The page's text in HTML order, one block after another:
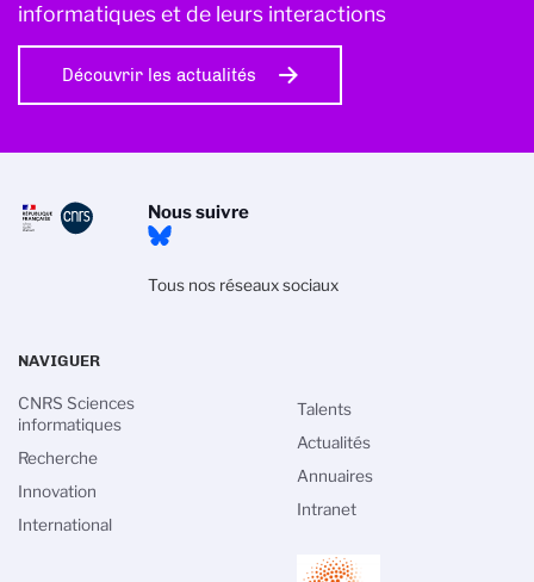
informatiques et de leurs interactions
Découvrir les actualités
Nous suivre
Tous nos réseaux sociaux
NAVIGUER
CNRS Sciences
informatiques
Recherche
Innovation
International
Talents
Actualités
Annuaires
Intranet